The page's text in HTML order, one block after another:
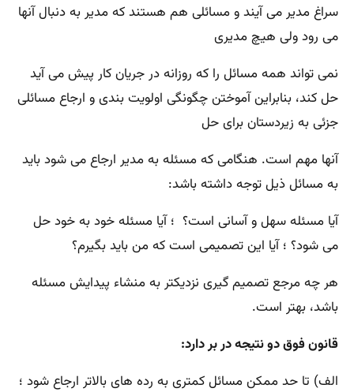
سراغ مدیر می آیند و مسائلی هم هستند که مدیر به دنبال آنها
می رود ولی هیچ مدیری
نمی تواند همه مسائل را که روزانه در جریان کار پیش می آید
حل کند، بنابراین آموختن چگونگی اولویت بندی و ارجاع مسائلی
جزئی به زیردستان برای حل
آنها مهم است. هنگامی که مسئله به مدیر ارجاع می شود باید
به مسائل ذیل توجه داشته باشد:
آیا مسئله سهل و آسانی است؟ ؛ آیا مسئله خود به خود حل
می شود؟ ؛ آیا این تصمیمی است که من باید بگیرم؟
هر چه مرجع تصمیم گیری نزدیکتر به منشاء پیدایش مسئله
باشد، بهتر است.
قانون فوق دو نتیجه در بر دارد:
الف) تا حد ممکن مسائل کمتری به رده های بالاتر ارجاع شود ؛